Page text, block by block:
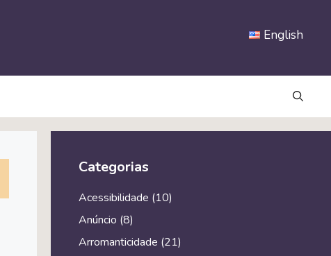
English
Categorias
Acessibilidade (10)
Anúncio (8)
Arromanticidade (21)